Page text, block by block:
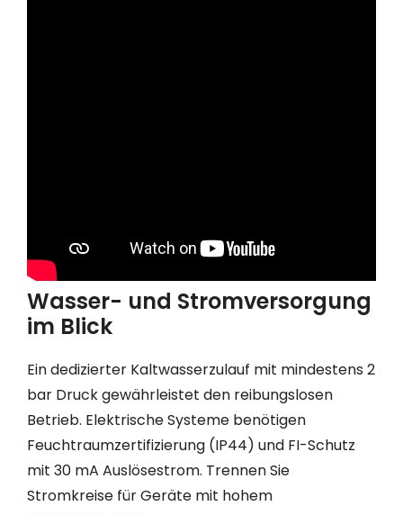
Wasser- und Stromversorgung
im Blick
Ein dedizierter Kaltwasserzulauf mit mindestens 2
bar Druck gewährleistet den reibungslosen
Betrieb. Elektrische Systeme benötigen
Feuchtraumzertifizierung (IP44) und FI-Schutz
mit 30 mA Auslösestrom. Trennen Sie
Stromkreise für Geräte mit hohem